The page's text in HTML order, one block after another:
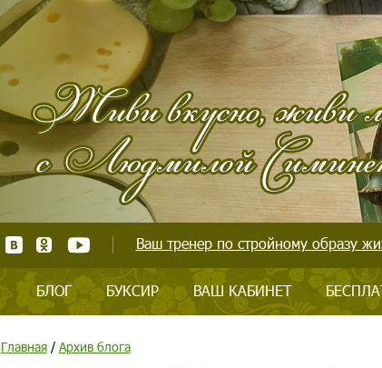
Ваш тренер по стройному образу
БЛОГ БУКСИР ВАШ КАБИНЕТ
Главная/ Архив блога